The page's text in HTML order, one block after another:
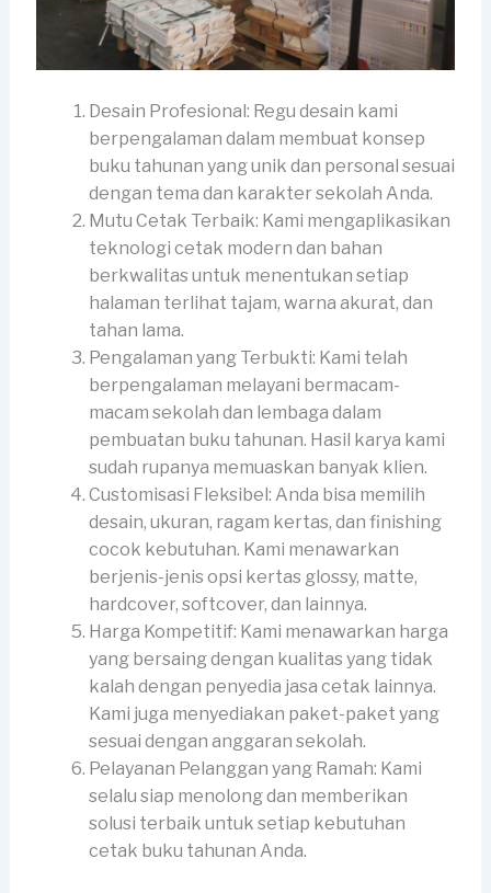
Desain Profesional: Regu desain kami
berpengalaman dalam membuat konsep
buku tahunan yang unik dan personal sesuai
dengan tema dan karakter sekolah Anda.
Mutu Cetak Terbaik: Kami mengaplikasikan
teknologi cetak modern dan bahan
berkwalitas untuk menentukan setiap
halaman terlihat tajam, warna akurat, dan
tahan lama.
Pengalaman yang Terbukti: Kami telah
berpengalaman melayani bermacam-
macam sekolah dan lembaga dalam
pembuatan buku tahunan. Hasil karya kami
sudah rupanya memuaskan banyak klien.
Customisasi Fleksibel: Anda bisa memilih
desain, ukuran, ragam kertas, dan finishing
cocok kebutuhan. Kami menawarkan
berjenis-jenis opsi kertas glossy, matte,
hardcover, softcover, dan lainnya.
Harga Kompetitif: Kami menawarkan harga
yang bersaing dengan kualitas yang tidak
kalah dengan penyedia jasa cetak lainnya.
Kami juga menyediakan paket-paket yang
sesuai dengan anggaran sekolah.
Pelayanan Pelanggan yang Ramah: Kami
selalu siap menolong dan memberikan
solusi terbaik untuk setiap kebutuhan
cetak buku tahunan Anda.